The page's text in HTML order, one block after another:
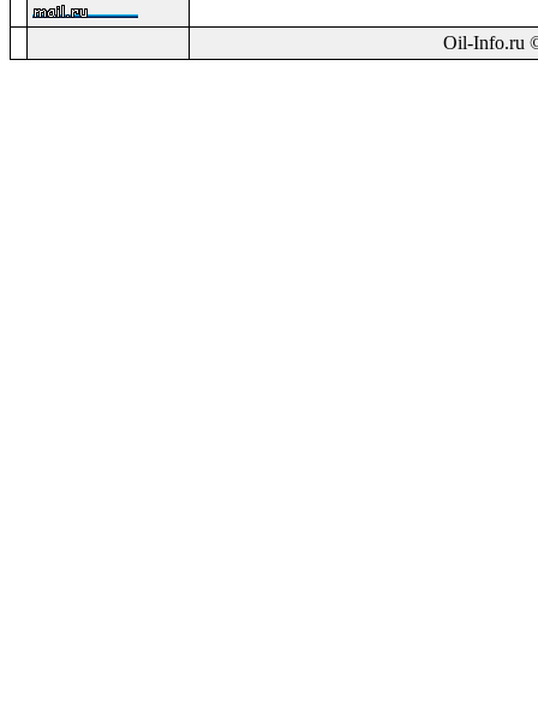
Oil-Info.ru